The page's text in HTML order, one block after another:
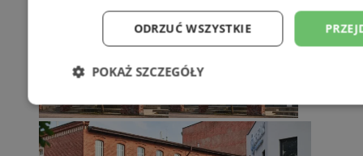
ODRZUĆ WSZYSTKIE
POKAŻ SZCZEGÓŁY
Niezbędne Wydajność